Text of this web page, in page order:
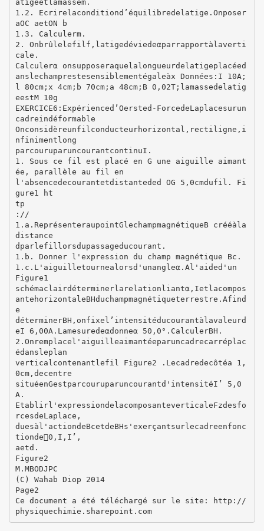
atigeetlamassem.
1.2. Ecrirelaconditiond’équilibredelatige.Onposer
aOC aetON b
1.3. Calculerm.
2. Onbrûlelefilf,latigedéviedeαparrapportàlaverti
cale.
Calculerα onsupposeraquelalongueurdelatigeplacéed
anslechamprestesensiblementégaleàx Données:I 10A;
l 80cm;x 4cm;b 70cm;a 48cm;B 0,02T;lamassedelatig
eestM 10g
EXERCICE6:Expérienced’Oersted‐ForcedeLaplacesurun
cadreindéformable
Onconsidèreunfilconducteurhorizontal,rectiligne,i
nfinimentlong
parcouruparuncourantcontinuI.
1. Sous ce fil est placé en G une aiguille aimant
ée, parallèle au fil en
l'absencedecourantetdistanteded OG 5,0cmdufil. Fi
gure1 ht
tp
://
1.a.ReprésenteraupointGlechampmagnétiqueB crééàla
distance
dparlefillorsdupassageducourant.
1.b. Donner l'expression du champ magnétique Bc.
1.c.L'aiguilletournealorsd'unangleα.Al'aided'un
Figure1
schémaclairdéterminerlarelationliantα,Ietlacompos
antehorizontaleBHduchampmagnétiqueterrestre.Afind
e
déterminerBH,onfixel’intensitéducourantàlavaleurd
eI 6,00A.Lamesuredeαdonneα 50,0°.CalculerBH.
2.Onremplacel'aiguilleaimantéeparuncadrecarréplac
édansleplan
verticalcontenantlefil Figure2 .Lecadredecôtéa 1,
0cm,decentre
situéenGestparcouruparuncourantd'intensitéI’ 5,0
A.
Etablirl'expressiondelacomposanteverticaleFzdesfo
rcesdeLaplace,
duesàl'actiondeBcetdeBHs'exerçantsurlecadreenfonc
tionde0,I,I’,
aetd.
Figure2
M.MBODJPC
(C) Wahab Diop 2014
Page2
Ce document a été téléchargé sur le site: http://
physiquechimie.sharepoint.com